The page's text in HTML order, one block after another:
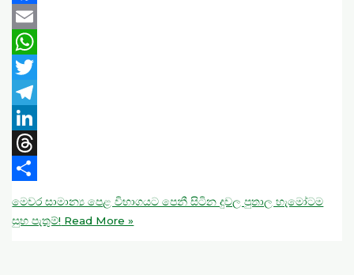
Facebook
Email
WhatsApp
Twitter
Telegram
LinkedIn
Threads
මෙවර සාමාන්‍ය පෙළ විභාගයට පෙනී සිටින දුවල පුතාල හැමෝටම
සුභ පැතුම්! Read More »